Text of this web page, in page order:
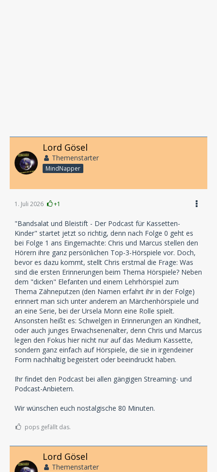
Lord Gösel
Themenstarter
MindNapper
1. Juli 2026 +1
"Bandsalat und Bleistift - Der Podcast für Kassetten-
Kinder" startet jetzt so richtig, denn nach Folge 0 geht es
bei Folge 1 ans Eingemachte: Chris und Marcus stellen den
Hörern ihre ganz persönlichen Top-3-Hörspiele vor. Doch,
bevor es dazu kommt, stellt Chris erstmal die Frage: Was
sind die ersten Erinnerungen beim Thema Hörspiele? Neben
dem "dicken" Elefanten und einem Lehrhörspiel zum
Thema Zähneputzen (den Namen erfahrt ihr in der Folge)
erinnert man sich unter anderem an Märchenhörspiele und
an eine Serie, bei der Ursela Monn eine Rolle spielt.
Ansonsten heißt es: Schwelgen in Erinnerungen an Kindheit,
oder auch junges Erwachsenenalter, denn Chris und Marcus
legen den Fokus hier nicht nur auf das Medium Kassette,
sondern ganz einfach auf Hörspiele, die sie in irgendeiner
Form nachhaltig begeistert oder beeindruckt haben.
Ihr findet den Podcast bei allen gängigen Streaming- und
Podcast-Anbietern.
Wir wünschen euch nostalgische 80 Minuten.
pops gefällt das.
Lord Gösel
Themenstarter